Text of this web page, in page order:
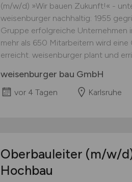
(m/w/d) »Wir bauen Zukunft!« -
weisenburger nachhaltig: 1955
Gruppe erfolgreiche Unternehmen
mehr als 650 Mitarbeitern wird
erreicht. weisenburger plant und
weisenburger bau GmbH
vor 4 Tagen Karlsruhe
Oberbauleiter (m/w/
Hochbau